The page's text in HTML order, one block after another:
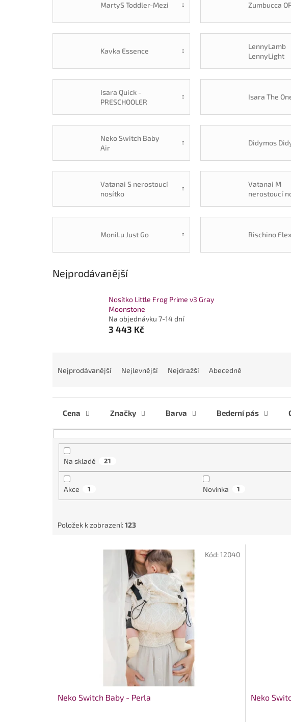
MartyS Toddler-Mezi Zumbucca
Kavka Essence
LennyLamb
LennyLight
Isara Quick -
PRESCHOOLER
Isara The
Neko Switch Baby
Air
Didymos
Vatanai S nerostoucí
nosítko
Vatanai M
nerostoucí
MoniLu Just Go Rischino
Nejprodávanější
Nosítko Little Frog Prime v3 Gray
Moonstone
Na objednávku 7-14 dní
3 443 Kč
r
Nejprodávanější Nejlevnější Nejdražší Abecedně
Cena Značky Barva Bederní pás
Na skladě 21
Akce 1 Novinka 1
Položek k zobrazení:123
Neko Switch Baby - Perla
Kód:12040
Neko